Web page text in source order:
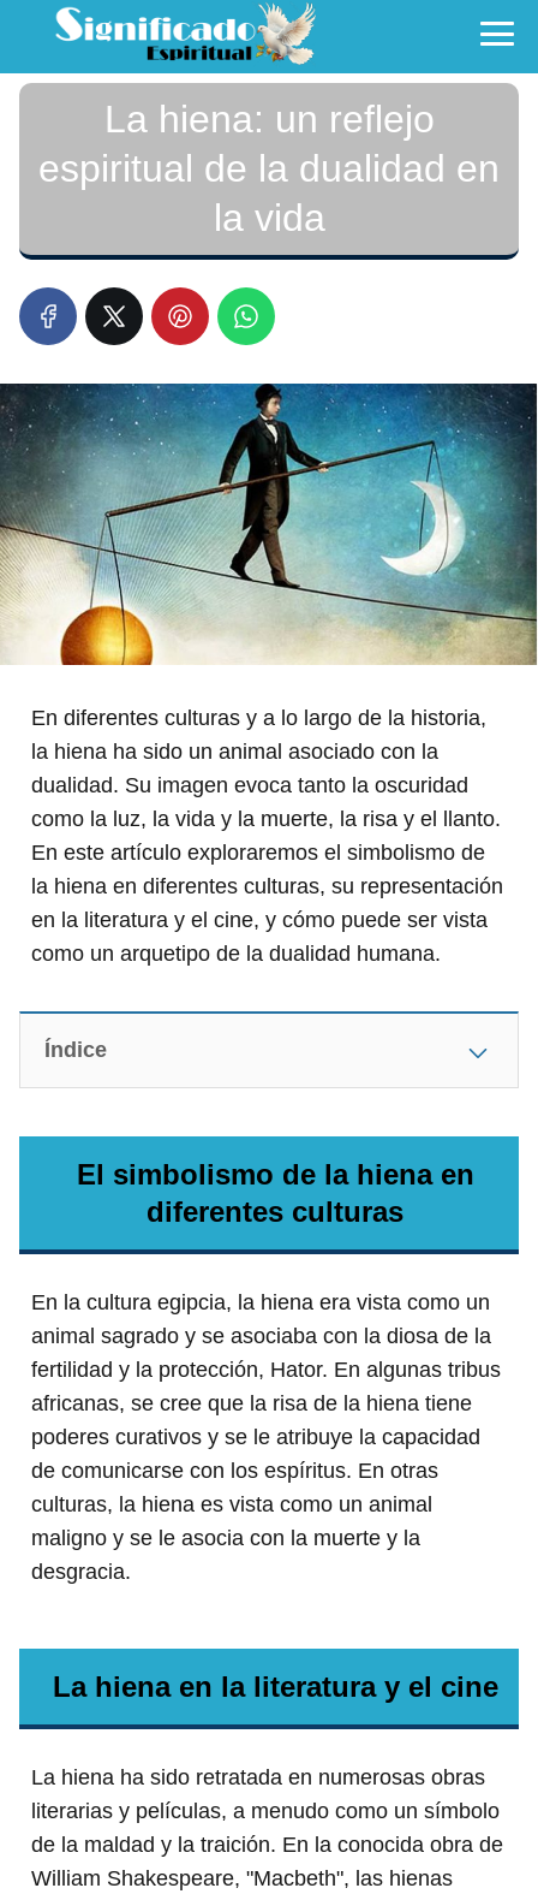
La hiena: un reflejo
espiritual de la dualidad en
la vida
En diferentes culturas y a lo largo de la historia,
la hiena ha sido un animal asociado con la
dualidad. Su imagen evoca tanto la oscuridad
como la luz, la vida y la muerte, la risa y el llanto.
En este artículo exploraremos el simbolismo de
la hiena en diferentes culturas, su representación
en la literatura y el cine, y cómo puede ser vista
como un arquetipo de la dualidad humana.
Índice
El simbolismo de la hiena en
diferentes culturas
En la cultura egipcia, la hiena era vista como un
animal sagrado y se asociaba con la diosa de la
fertilidad y la protección, Hator. En algunas tribus
africanas, se cree que la risa de la hiena tiene
poderes curativos y se le atribuye la capacidad
de comunicarse con los espíritus. En otras
culturas, la hiena es vista como un animal
maligno y se le asocia con la muerte y la
desgracia.
La hiena en la literatura y el cine
La hiena ha sido retratada en numerosas obras
literarias y películas, a menudo como un símbolo
de la maldad y la traición. En la conocida obra de
William Shakespeare, "Macbeth", las hienas